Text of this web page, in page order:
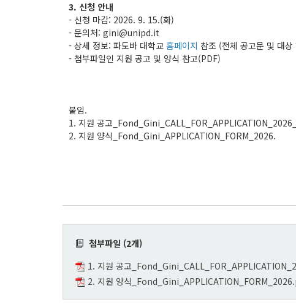
3. 신청 안내
- 신청 마감: 2026. 9. 15.(화)
- 문의처: gini@unipd.it
- 상세 정보: 파도바 대학교 홈페이지 참조 (전체 공고문 및 대
- 첨부파일인 지원 공고 및 양식 참고(PDF)
붙임.
1. 지원 공고
2. 지원 양식_Fond_Gini_APPLICATION_FORM_2026.
첨부파일 (2개)
1. 지원 공고
2. 지원 양식